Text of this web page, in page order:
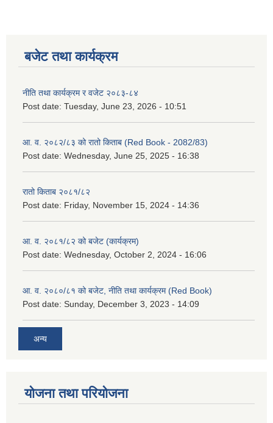
बजेट तथा कार्यक्रम
नीति तथा कार्यक्रम र वजेट २०८३-८४
Post date: Tuesday, June 23, 2026 - 10:51
आ. व. २०८२/८३ को रातो किताब (Red Book - 2082/83)
Post date: Wednesday, June 25, 2025 - 16:38
रातो किताब २०८१/८२
Post date: Friday, November 15, 2024 - 14:36
आ. व. २०८१/८२ को बजेट (कार्यक्रम)
Post date: Wednesday, October 2, 2024 - 16:06
आ. व. २०८०/८१ को बजेट, नीति तथा कार्यक्रम (Red Book)
Post date: Sunday, December 3, 2023 - 14:09
अन्य
योजना तथा परियोजना